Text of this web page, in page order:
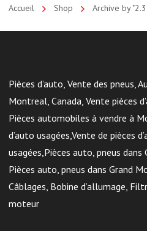
Accueil Shop Archive by "2.3
Pièces d’auto, Vente des pneus,
Montreal, Canada, Vente pièces
Pièces automobiles à vendre à
d’auto usagées,Vente de pièces
usagées,Pièces auto, pneus
Pièces auto, pneus dans Grand
Câblages, Bobine d’allumage,
moteur